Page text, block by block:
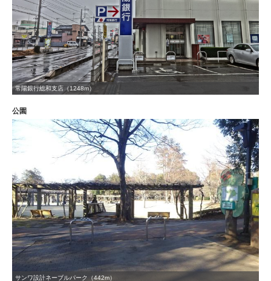
常陽銀行総和支店（1248m）
公園
サンワ設計ネーブルパーク（442m）